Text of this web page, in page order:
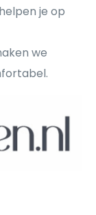
je op
we